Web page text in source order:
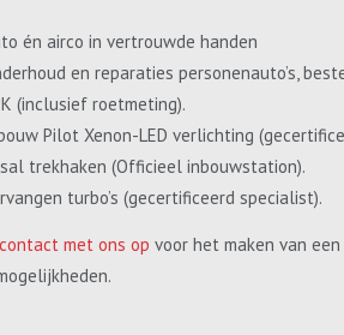
én airco in vertrouwde handen
en reparaties personenauto’s,
(inclusief roetmeting).
Pilot Xenon-LED verlichting
trekhaken (Officieel inbouwstation).
turbo’s (gecertificeerd specialist).
contact met ons op voor het maken van